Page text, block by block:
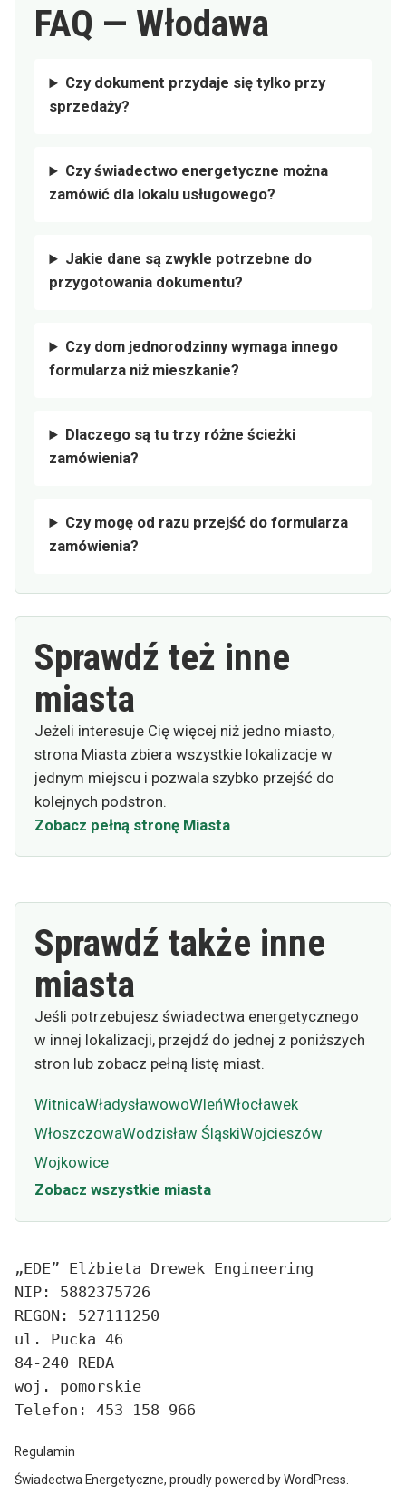
FAQ — Włodawa
Czy dokument przydaje się tylko przy
sprzedaży?
Czy świadectwo energetyczne można
zamówić dla lokalu usługowego?
Jakie dane są zwykle potrzebne do
przygotowania dokumentu?
Czy dom jednorodzinny wymaga innego
formularza niż mieszkanie?
Dlaczego są tu trzy różne ścieżki
zamówienia?
Czy mogę od razu przejść do formularza
zamówienia?
Sprawdź też inne
miasta
Jeżeli interesuje Cię więcej niż jedno miasto,
strona Miasta zbiera wszystkie lokalizacje w
jednym miejscu i pozwala szybko przejść do
kolejnych podstron.
Zobacz pełną stronę Miasta
Sprawdź także inne
miasta
Jeśli potrzebujesz świadectwa energetycznego
w innej lokalizacji, przejdź do jednej z poniższych
stron lub zobacz pełną listę miast.
WitnicaWładysławowoWleńWłocławek
WłoszczowaWodzisław ŚląskiWojcieszów
Wojkowice
Zobacz wszystkie miasta
„EDE” Elżbieta Drewek Engineering
NIP: 5882375726
REGON: 527111250
ul. Pucka 46
84-240 REDA
woj. pomorskie
Telefon: 453 158 966
Regulamin
Świadectwa Energetyczne, proudly powered by WordPress